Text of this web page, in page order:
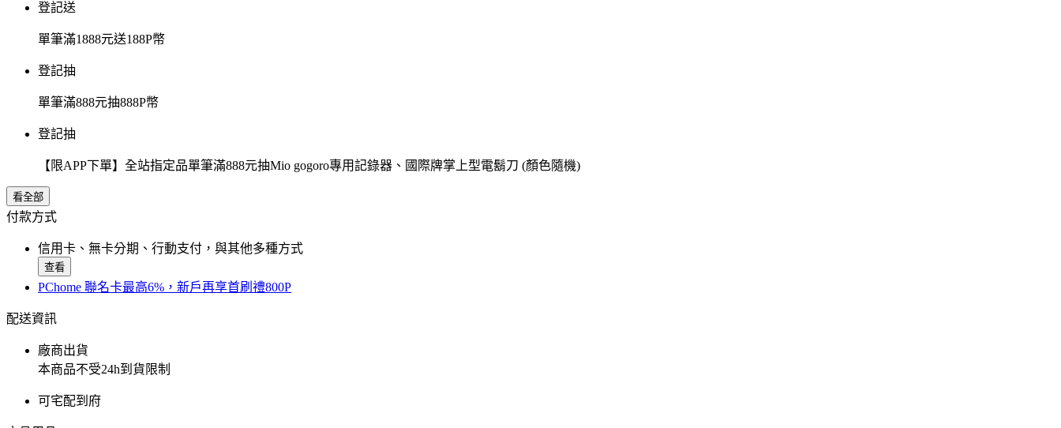
登記送
單筆滿1888元送188P幣
登記抽
單筆滿888元抽888P幣
登記抽
【限APP下單】全站指定品單筆滿888元抽Mio gogoro專用記錄器、國際牌掌上型電鬍刀 (顏色隨機)
看全部
付款方式
信用卡、無卡分期、行動支付，與其他多種方式
查看
PChome 聯名卡最高6%，新戶再享首刷禮800P
配送資訊
廠商出貨
本商品不受24h到貨限制
可宅配到府